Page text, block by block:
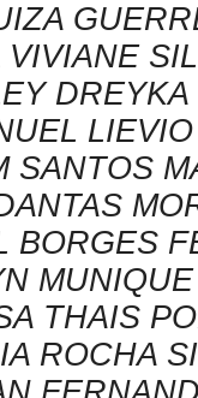
SANTOS
BORGES
THAIS
ROCHA